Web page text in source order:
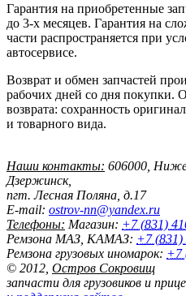
Гарантия на приобретенные
до 3-х месяцев. Гарантия на
части распространяется при
автосервисе.
Возврат и обмен запчастей
рабочих дней со дня покупки.
возврата: сохранность
и товарного вида.
Наши контакты: 606000
Дзержинск,
пгт. Лесная Поляна, д.17
E-mail: ostrov-nn@yandex.ru
Телефоны: Магазин: +7 (831)
Ремзона МАЗ, КАМАЗ: +7 (831)
Ремзона грузовых иномарок: +7
© 2012 Остров Сокровищ
запчасти для грузовиков и